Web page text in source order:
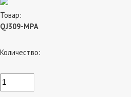
Товар:
QJ309-MPA
Количество: